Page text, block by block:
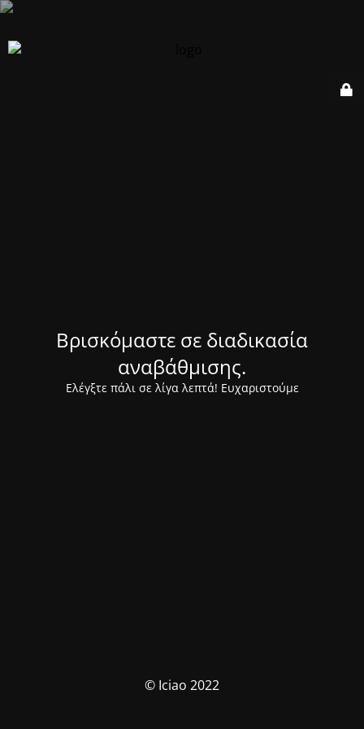
Βρισκόμαστε σε διαδικασία
αναβάθμισης.
Ελέγξτε πάλι σε λίγα λεπτά! Ευχαριστούμε
© Iciao 2022